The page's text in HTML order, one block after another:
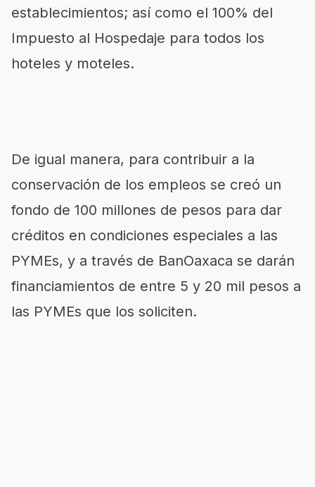
establecimientos; así como el 100% del
Impuesto al Hospedaje para todos los
hoteles y moteles.
De igual manera, para contribuir a la
conservación de los empleos se creó un
fondo de 100 millones de pesos para dar
créditos en condiciones especiales a las
PYMEs, y a través de BanOaxaca se darán
financiamientos de entre 5 y 20 mil pesos a
las PYMEs que los soliciten.